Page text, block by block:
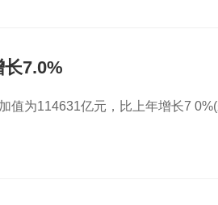
7.0%
值为114631亿元，比上年增长7